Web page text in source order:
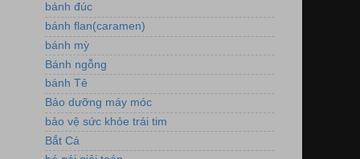
bánh đúc
bánh flan(caramen)
bánh mỳ
Bánh ngỗng
bánh Tẻ
Bảo dưỡng máy móc
bảo vệ sức khỏe trái tim
Bắt Cá